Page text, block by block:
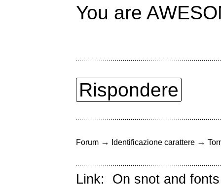
You are
Rispondere
Forum → Identificazione carattere →
Link: On snot and fonts